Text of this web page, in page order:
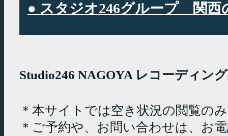
● スタジオ246グループ 関西
Studio246 NAGOYA レコーディン
＊本サイトでは空き状況の閲覧の
＊ご予約や、お問い合わせは、お